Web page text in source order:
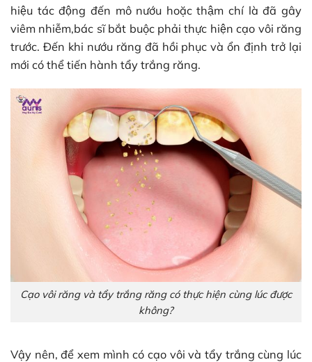
hiệu tác động đến mô nướu hoặc thậm chí là đã gây
viêm nhiễm,bác sĩ bắt buộc phải thực hiện cạo vôi răng
trước. Đến khi nướu răng đã hồi phục và ổn định trở lại
mới có thể tiến hành tẩy trắng răng.
Cạo vôi răng và tẩy trắng răng có thực hiện cùng lúc được
không?
Vậy nên, để xem mình có cạo vôi và tẩy trắng cùng lúc